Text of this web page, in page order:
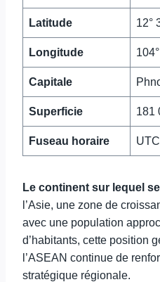
Latitude 12°
Longitude
Capitale
Superficie 181
Fuseau horaire
Le continent sur lequel
l’Asie, une zone de
avec une population
d’habitants, cette position
l’ASEAN continue de
stratégique régionale.